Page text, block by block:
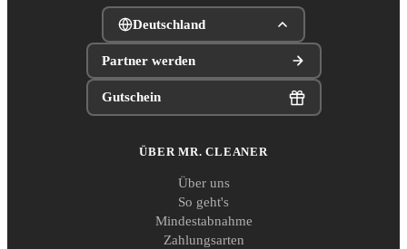
Deutschland
Partner werden
Gutschein
ÜBER MR. CLEANER
Über uns
So geht's
Mindestabnahme
Zahlungsarten